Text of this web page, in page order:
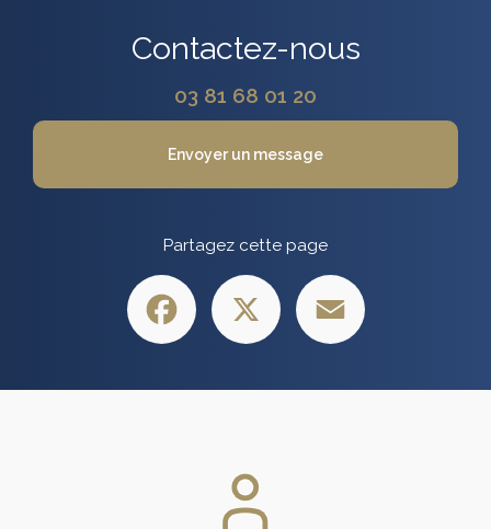
Contactez-nous
03 81 68 01 20
Envoyer un message
Partagez cette page
Facebook